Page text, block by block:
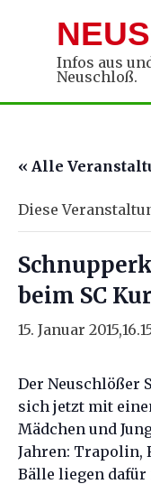
Infos aus
Neuschloß.
« Alle
Diese
beim SC
15. Januar
Der Neuschlößer
sich jetzt mit
Mädchen und
Jahren: Trapolin,
Bälle liegen